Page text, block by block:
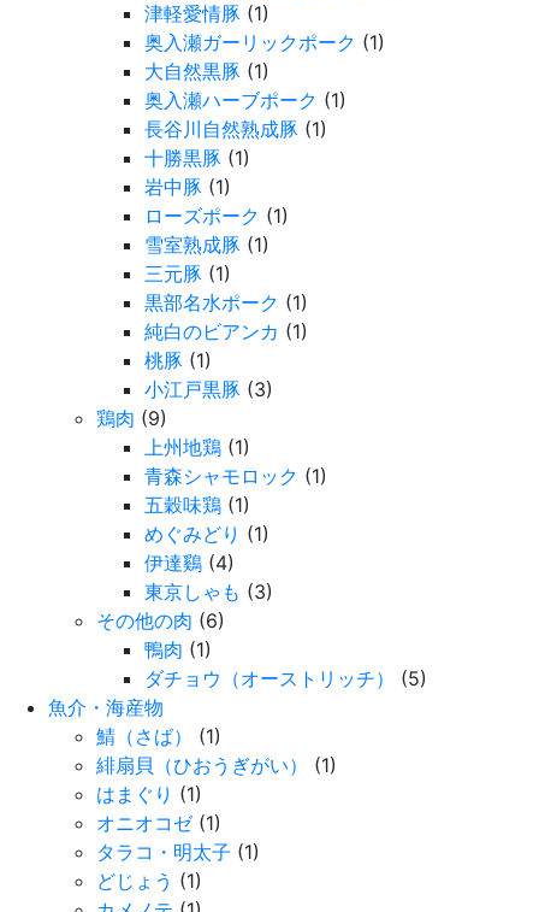
津軽愛情豚 (1)
奥入瀬ガーリックポーク (1)
大自然黒豚 (1)
奥入瀬ハーブポーク (1)
長谷川自然熟成豚 (1)
十勝黒豚 (1)
岩中豚 (1)
ローズポーク (1)
雪室熟成豚 (1)
三元豚 (1)
黒部名水ポーク (1)
純白のビアンカ (1)
桃豚 (1)
小江戸黒豚 (3)
鶏肉 (9)
上州地鶏 (1)
青森シャモロック (1)
五穀味鶏 (1)
めぐみどり (1)
伊達鷄 (4)
東京しゃも (3)
その他の肉 (6)
鴨肉 (1)
ダチョウ（オーストリッチ）
(5)
魚介・海産物
鯖（さば）
(1)
緋扇貝（ひおうぎがい）
(1)
はまぐり (1)
オニオコゼ(1)
タラコ・明太子 (1)
どじょう (1)